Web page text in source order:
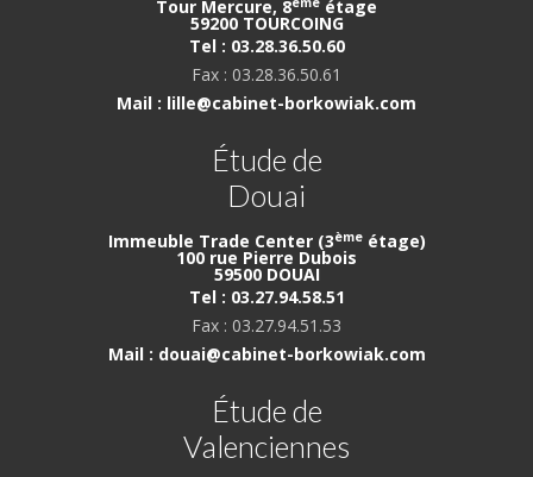
Tour Mercure, 8 étage
59200 TOURCOING
Tel : 03.28.36.50.60
Fax : 03.28.36.50.61
Mail : lille@cabinet-borkowiak.com
Étude de
Douai
Immeuble Trade Center (3èmeétage)
100 rue Pierre Dubois
59500 DOUAI
Tel : 03.27.94.58.51
Fax : 03.27.94.51.53
Mail : douai@cabinet-borkowiak.com
Étude de
Valenciennes